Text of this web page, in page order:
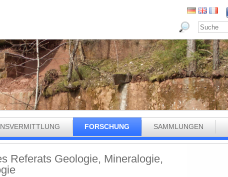
FORSCHUNG SAMMLUNGEN
Referats Geologie, Mineralogie,